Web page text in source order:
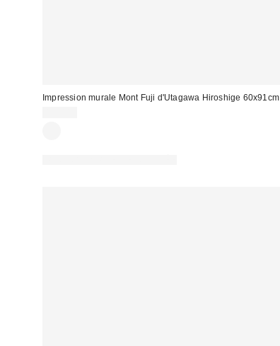
Impression murale Mont Fuji d'Utagawa Hiroshige 60x91cm